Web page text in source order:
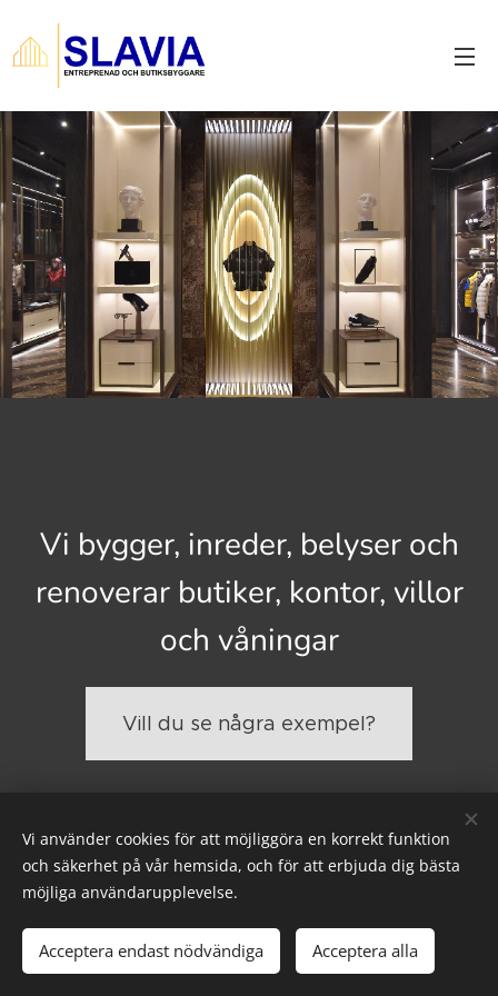
Vi bygger, inreder, belyser och
renoverar butiker, kontor, villor
och våningar
Vill du se några exempel?
SLAVIA ENTREPRENAD AB 0707-520 440 info@slavia.se
Cookies
Vi använder cookies för att möjliggöra en korrekt funktion
och säkerhet på vår hemsida, och för att erbjuda dig bästa
möjliga användarupplevelse.
Acceptera endast nödvändiga Acceptera alla